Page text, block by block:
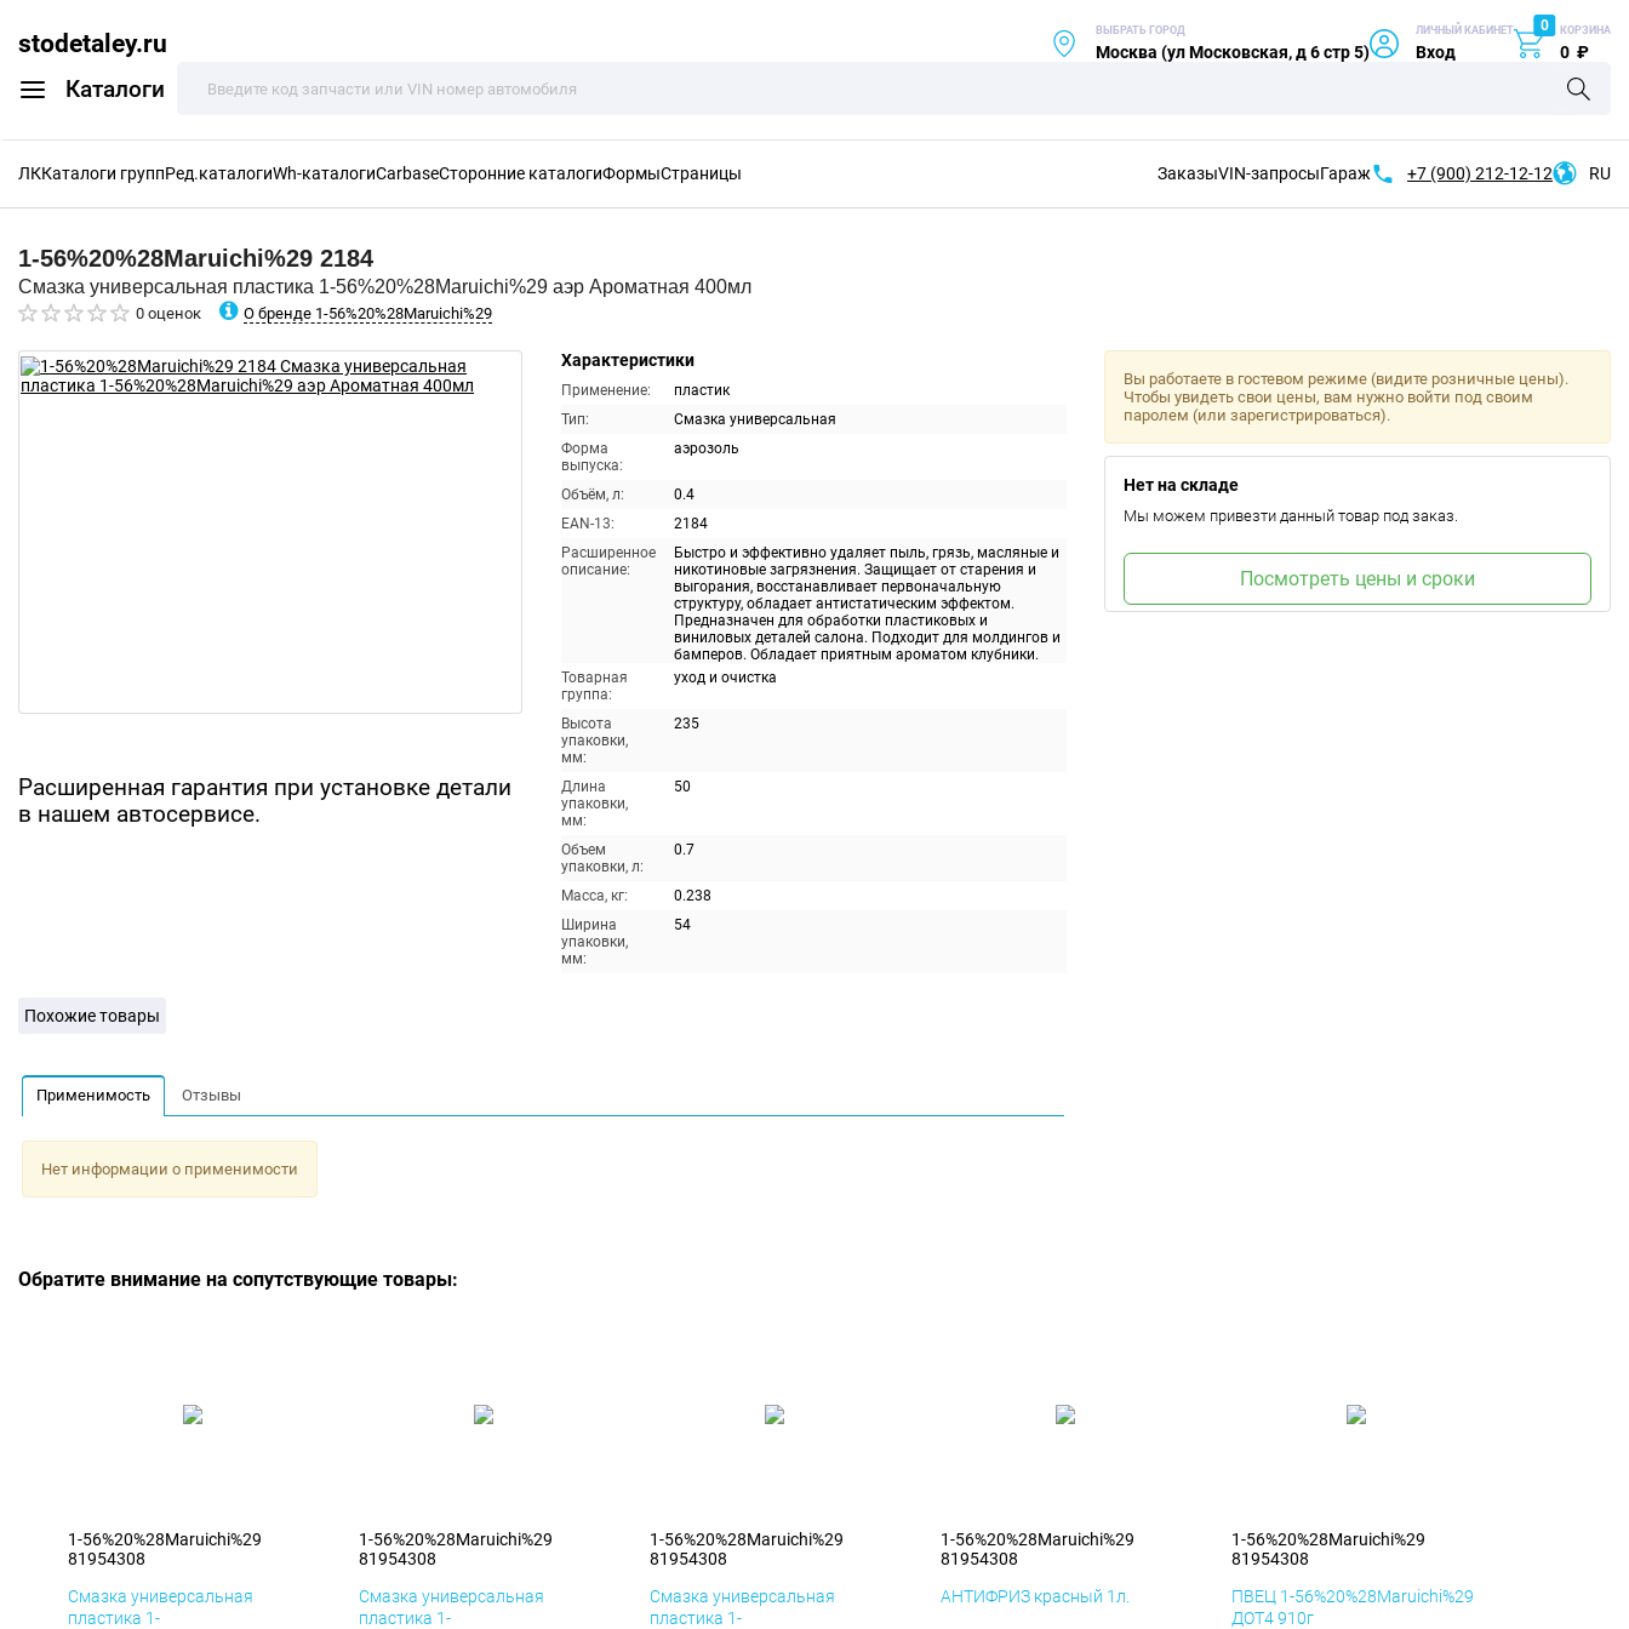
stodetaley.ru
Каталоги
ВЫБРАТЬ ГОРОД
Москва (ул Московская, д 6 стр 5)
ЛИЧНЫЙ КАБИНЕТ
Вход
0 КОРЗИНА
0 ₽
ЛККаталоги группРед.каталогиWh-каталогиCarbaseСторонние каталогиФормыСтраницы ЗаказыVIN-запросыГараж +7 (900) 212-12-12 RU
1-56%20%28Maruichi%29 2184
Смазка универсальная пластика 1-56%20%28Maruichi%29 аэр Ароматная 400мл
0 оценок О бренде 1-56%20%28Maruichi%29
Расширенная гарантия при установке детали
в нашем автосервисе.
Характеристики
Применение:
пластик
Тип:
Смазка универсальная
Форма
выпуска:
аэрозоль
Объём, л:
0.4
EAN-13:
2184
Расширенное
описание:
Быстро и эффективно удаляет пыль, грязь, масляные и
никотиновые загрязнения. Защищает от старения и
выгорания, восстанавливает первоначальную
структуру, обладает антистатическим эффектом.
Предназначен для обработки пластиковых и
виниловых деталей салона. Подходит для молдингов и
бамперов. Обладает приятным ароматом клубники.
Товарная
группа:
уход и очистка
Высота
упаковки,
мм:
235
Длина
упаковки,
мм:
50
Объем
упаковки, л:
0.7
Масса, кг:
0.238
Ширина
упаковки,
мм:
54
Вы работаете в гостевом режиме (видите розничные цены).
Чтобы увидеть свои цены, вам нужно войти под своим
паролем (или зарегистрироваться).
Нет на складе
Мы можем привезти данный товар под заказ.
Посмотреть цены и сроки
Похожие товары
Применимость Отзывы
Нет информации о применимости
Обратите внимание на сопутствующие товары:
1-56%20%28Maruichi%29
81954308
Смазка универсальная
пластика 1-
1-56%20%28Maruichi%29
81954308
Смазка универсальная
пластика 1-
1-56%20%28Maruichi%29
81954308
Смазка универсальная
пластика 1-
1-56%20%28Maruichi%29
81954308
АНТИФРИЗ красный 1л.
1-56%20%28Maruichi%29
81954308
ПВЕЦ 1-56%20%28Maruichi%29
ДОТ4 910г